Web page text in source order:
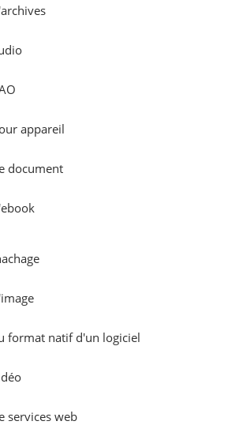
appareil
document
format natif d'un logiciel
services web